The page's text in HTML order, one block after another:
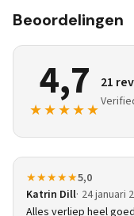
Beoordelingen
4,7
★★★★★
21
★★★★★5,0
Katrin Dill 24 januari
Alles verliep heel